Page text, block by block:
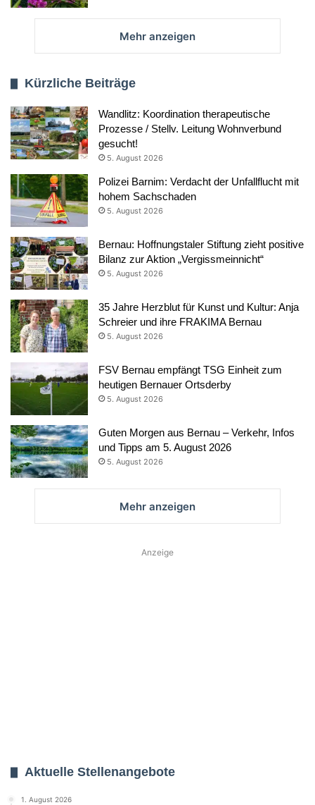
Mehr anzeigen
Kürzliche Beiträge
Wandlitz: Koordination therapeutische
Prozesse / Stellv. Leitung Wohnverbund
gesucht!
5. August 2026
Polizei Barnim: Verdacht der Unfallflucht mit
hohem Sachschaden
5. August 2026
Bernau: Hoffnungstaler Stiftung zieht positive
Bilanz zur Aktion „Vergissmeinnicht“
5. August 2026
35 Jahre Herzblut für Kunst und Kultur: Anja
Schreier und ihre FRAKIMA Bernau
5. August 2026
FSV Bernau empfängt TSG Einheit zum
heutigen Bernauer Ortsderby
5. August 2026
Guten Morgen aus Bernau – Verkehr, Infos
und Tipps am 5. August 2026
5. August 2026
Mehr anzeigen
Anzeige
Aktuelle Stellenangebote
1. August 2026